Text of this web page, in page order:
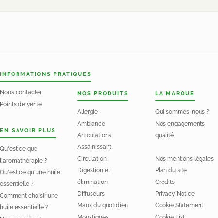
INFORMATIONS PRATIQUES
Nous contacter
Points de vente
EN SAVOIR PLUS
Qu'est ce que
l'aromathérapie ?
Qu'est ce qu'une huile
essentielle ?
Comment choisir une
huile essentielle ?
NOS PRODUITS
Allergie
Ambiance
Articulations
Assainissant
Circulation
Digestion et
élimination
Diffuseurs
Maux du quotidien
LA MARQUE
Qui sommes-nous ?
Nos engagements
qualité
Nos mentions légales
Plan du site
Crédits
Privacy Notice
Cookie Statement